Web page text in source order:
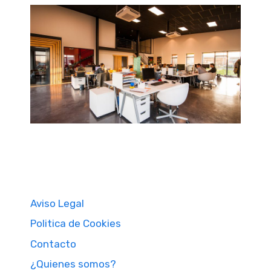
Aviso Legal
Politica de Cookies
Contacto
¿Quienes somos?